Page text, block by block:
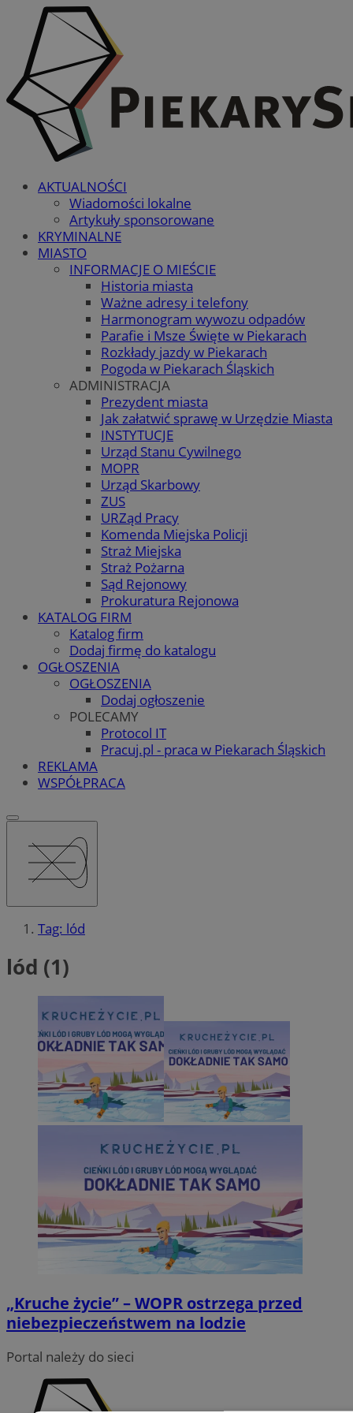
AKTUALNOŚCI
Wiadomości lokalne
Artykuły sponsorowane
KRYMINALNE
MIASTO
INFORMACJE O MIEŚCIE
Historia miasta
Ważne adresy i telefony
Harmonogram wywozu odpadów
Parafie i Msze Święte w Piekarach
Rozkłady jazdy w Piekarach
Pogoda w Piekarach Śląskich
ADMINISTRACJA
Prezydent miasta
Jak załatwić sprawę w Urzędzie Miasta
INSTYTUCJE
Urząd Stanu Cywilnego
MOPR
Urząd Skarbowy
ZUS
URZąd Pracy
Komenda Miejska Policji
Straż Miejska
Straż Pożarna
Sąd Rejonowy
Prokuratura Rejonowa
KATALOG FIRM
Katalog firm
Dodaj firmę do katalogu
OGŁOSZENIA
OGŁOSZENIA
Dodaj ogłoszenie
POLECAMY
Protocol IT
Pracuj.pl - praca w Piekarach Śląskich
REKLAMA
WSPÓŁPRACA
Tag: lód
lód (1)
„Kruche życie” – WOPR ostrzega przed
niebezpieczeństwem na lodzie
Portal należy do sieci